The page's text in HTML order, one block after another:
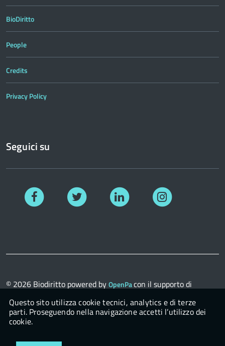
BioDiritto
People
Credits
Privacy Policy
Seguici su
Facebook Linkedin
© 2026 Biodiritto powered byOpenPacon il supporto di
Questo sito utilizza cookie tecnici, analytics e di terze
parti. Proseguendo nella navigazione accetti l’utilizzo dei
cookie.